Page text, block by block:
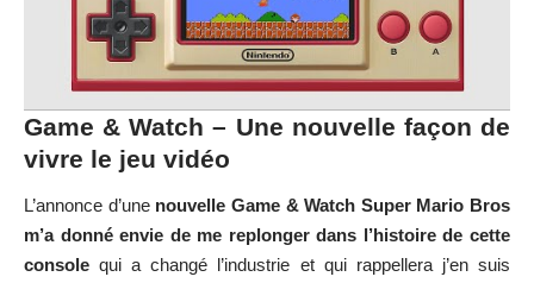
Game & Watch – Une nouvelle façon de
vivre le jeu vidéo
L’annonce d’une nouvelle Game & Watch Super Mario Bros
m’a donné envie de me replonger dans l’histoire de cette
console qui a changé l’industrie et qui rappellera j’en suis